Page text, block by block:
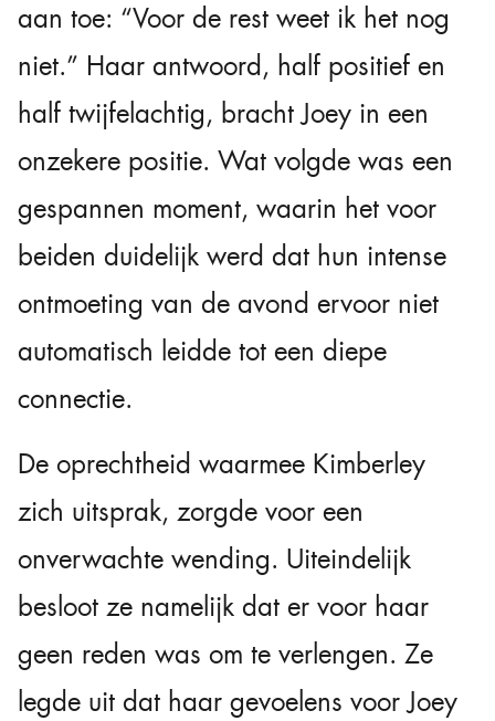
aan toe: “Voor de rest weet ik het nog
niet.” Haar antwoord, half positief en
half twijfelachtig, bracht Joey in een
onzekere positie. Wat volgde was een
gespannen moment, waarin het voor
beiden duidelijk werd dat hun intense
ontmoeting van de avond ervoor niet
automatisch leidde tot een diepe
connectie.
De oprechtheid waarmee Kimberley
zich uitsprak, zorgde voor een
onverwachte wending. Uiteindelijk
besloot ze namelijk dat er voor haar
geen reden was om te verlengen. Ze
legde uit dat haar gevoelens voor Joey